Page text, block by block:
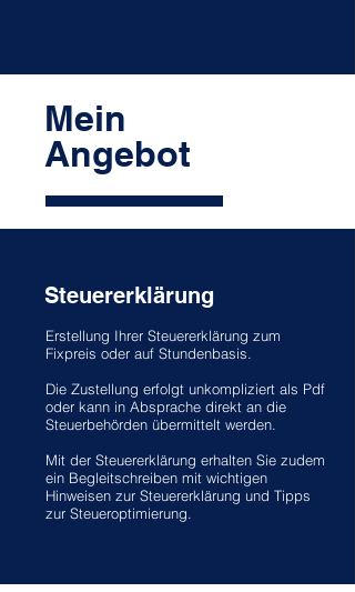
Mein
Angebot
Steuererklärung
Erstellung Ihrer Steuererklärung zum
Fixpreis oder auf Stundenbasis.
Die Zustellung erfolgt unkompliziert als Pdf
oder kann in Absprache direkt an die
Steuerbehörden übermittelt werden.
Mit der Steuererklärung erhalten Sie zudem
ein Begleitschreiben mit wichtigen
Hinweisen zur Steuererklärung und Tipps
zur Steueroptimierung.